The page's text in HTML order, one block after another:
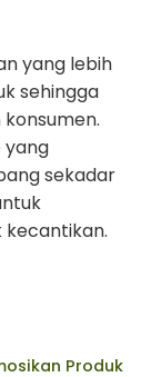
yang lebih
sehingga
yang
sekadar
Produk